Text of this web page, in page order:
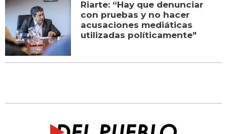
Riarte: “Hay que denunciar
con pruebas y no hacer
acusaciones mediáticas
utilizadas políticamente"